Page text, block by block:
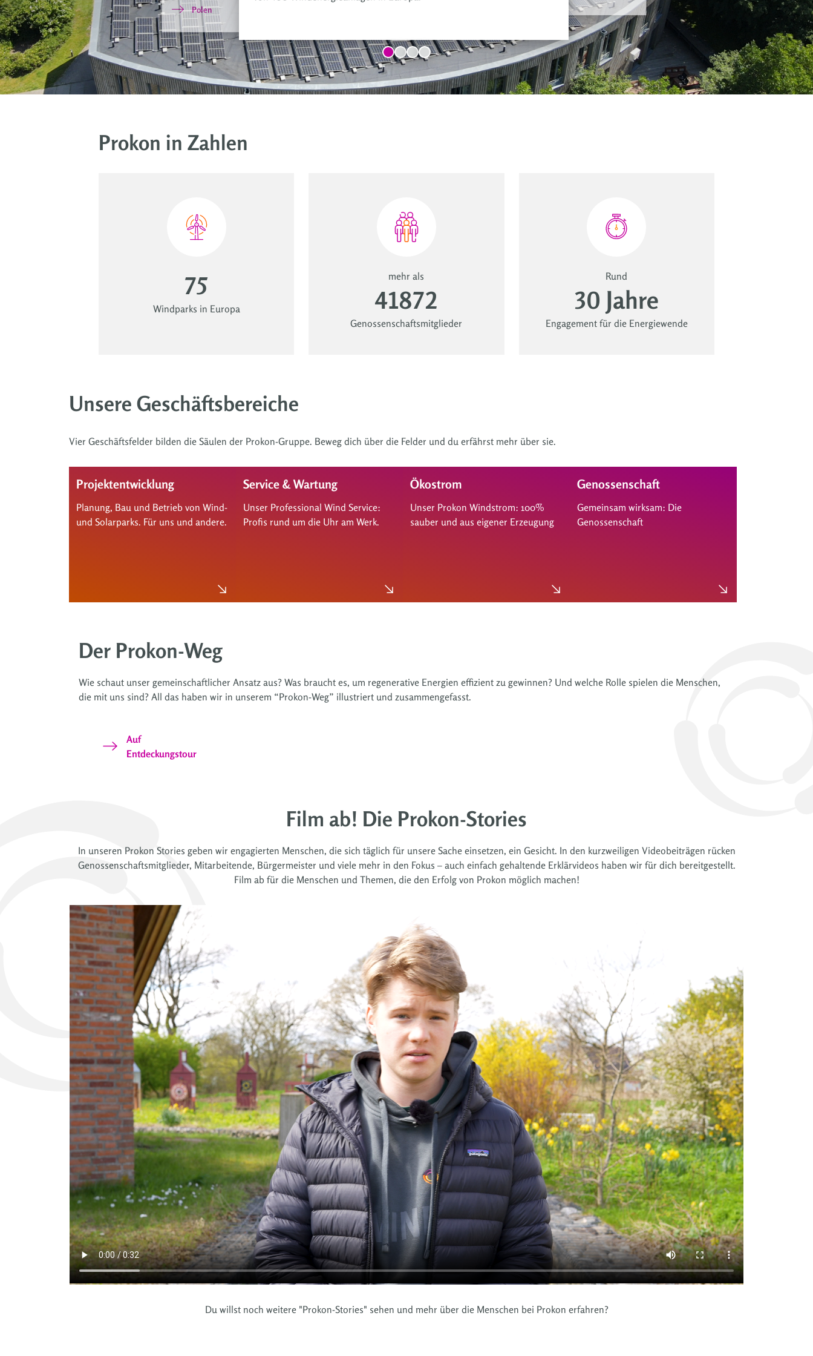
Polen
Prokon in Zahlen
75
Windparks in Europa
mehr als
41872
Genossenschaftsmitglieder
Rund
30 Jahre
Engagement für die Energiewende
Unsere Geschäftsbereiche
Vier Geschäftsfelder bilden die Säulen der Prokon-Gruppe. Beweg dich über die Felder und du erfährst mehr über sie.
Projektentwicklung
Planung, Bau und Betrieb von Wind-
und Solarparks. Für uns und andere.
Service & Wartung
Unser Professional Wind Service:
Profis rund um die Uhr am Werk.
Ökostrom
Unser Prokon Windstrom: 100%
sauber und aus eigener Erzeugung
Genossenschaft
Gemeinsam wirksam: Die
Genossenschaft
Der Prokon-Weg
Wie schaut unser gemeinschaftlicher Ansatz aus? Was braucht es, um regenerative Energien effizient zu gewinnen? Und welche Rolle spielen die Menschen,
die mit uns sind? All das haben wir in unserem “Prokon-Weg” illustriert und zusammengefasst.
Auf
Entdeckungstour
Film ab! Die Prokon-Stories
In unseren Prokon Stories geben wir engagierten Menschen, die sich täglich für unsere Sache einsetzen, ein Gesicht. In den kurzweiligen Videobeiträgen rücken
Genossenschaftsmitglieder, Mitarbeitende, Bürgermeister und viele mehr in den Fokus – auch einfach gehaltende Erklärvideos haben wir für dich bereitgestellt.
Film ab für die Menschen und Themen, die den Erfolg von Prokon möglich machen!
Du willst noch weitere "Prokon-Stories" sehen und mehr über die Menschen bei Prokon erfahren?